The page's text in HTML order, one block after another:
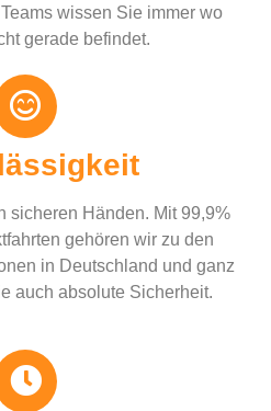
wissen Sie immer wo
gerade befindet.
sicheren Händen. Mit 99,9%
gehören wir zu den
in Deutschland und ganz
auch absolute Sicherheit.